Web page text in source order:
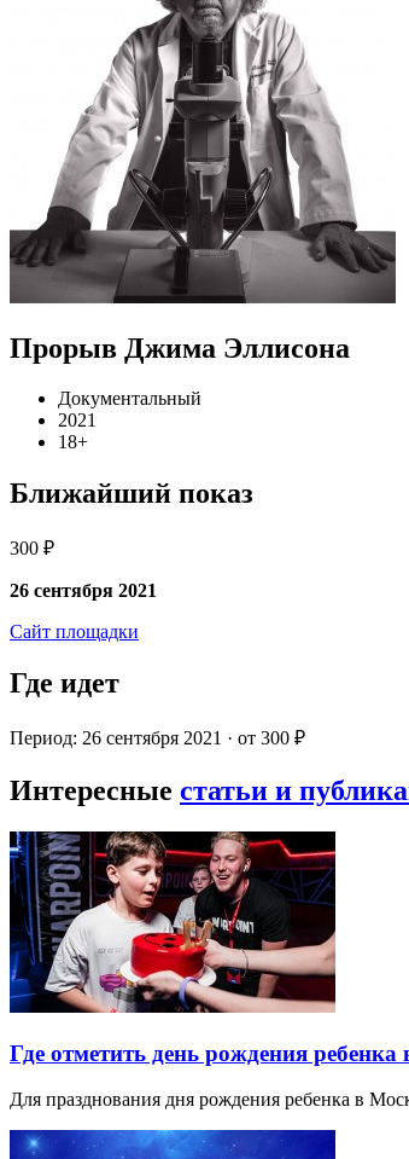
Прорыв Джима Эллисона
Документальный
2021
18+
Ближайший показ
300 ₽
26 сентября 2021
Сайт площадки
Где идет
Период: 26 сентября 2021 · от 300 ₽
Интересные статьи и
Где отметить день рождения
Для празднования дня рождения ребенка в